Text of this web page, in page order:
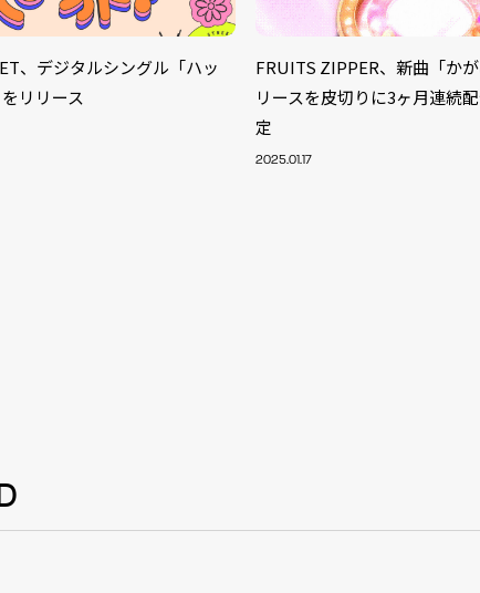
、デジタルシングル「ハッ
リリース
FRUITS ZIPPER、新曲「か
リースを皮切りに3ヶ月連続
定
2025.01.17
ARTIST MODEL/
ACTOR 13